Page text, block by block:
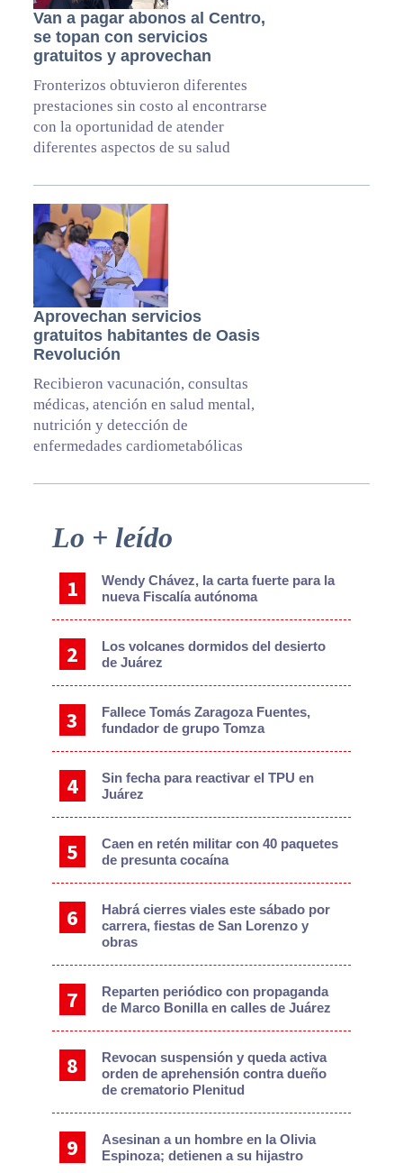
Van a pagar abonos al Centro,
se topan con servicios
gratuitos y aprovechan
Fronterizos obtuvieron diferentes
prestaciones sin costo al encontrarse
con la oportunidad de atender
diferentes aspectos de su salud
Aprovechan servicios
gratuitos habitantes de Oasis
Revolución
Recibieron vacunación, consultas
médicas, atención en salud mental,
nutrición y detección de
enfermedades cardiometabólicas
Primary
Lo + leído
Wendy Chávez, la carta fuerte para la
nueva Fiscalía autónoma
Los volcanes dormidos del desierto
de Juárez
Fallece Tomás Zaragoza Fuentes,
fundador de grupo Tomza
Sin fecha para reactivar el TPU en
Juárez
Caen en retén militar con 40 paquetes
de presunta cocaína
Habrá cierres viales este sábado por
carrera, fiestas de San Lorenzo y
obras
Reparten periódico con propaganda
de Marco Bonilla en calles de Juárez
Revocan suspensión y queda activa
orden de aprehensión contra dueño
de crematorio Plenitud
Asesinan a un hombre en la Olivia
Espinoza; detienen a su hijastro